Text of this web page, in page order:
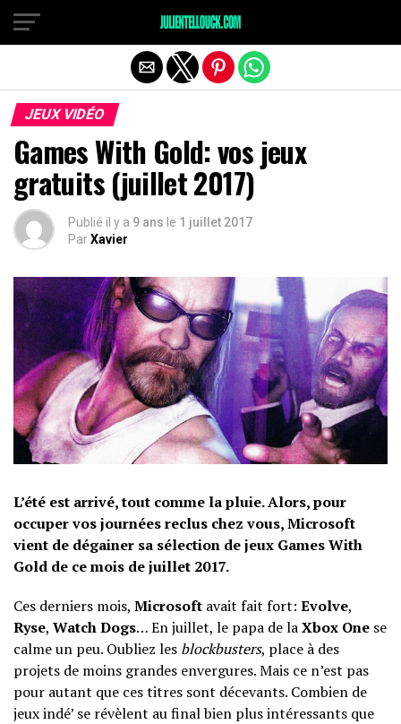
JEUX VIDÉO
Games With Gold: vos jeux
gratuits (juillet 2017)
Publié il y a 9 ans le 1 juillet 2017
ParXavier
L’été est arrivé, tout comme la pluie. Alors, pour
occuper vos journées reclus chez vous, Microsoft
vient de dégainer sa sélection de jeux Games With
Gold de ce mois de juillet 2017.
Ces derniers mois, Microsoft avait fait fort: Evolve,
Ryse, Watch Dogs… En juillet, le papa de laXbox One se
calme un peu. Oubliez les blockbusters, place à des
projets de moins grandes envergures. Mais ce n’est pas
pour autant que ces titres sont décevants. Combien de
jeux indé’ se révèlent au final bien plus intéressants que